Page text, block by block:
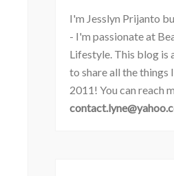
I'm Jesslyn Prijanto
- I'm passionate at
Lifestyle. This blog is
to share all the things
2011! You can reach